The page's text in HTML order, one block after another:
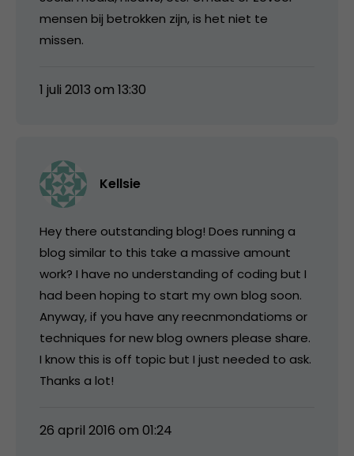
mensen bij betrokken zijn, is het niet te
missen.
1 juli 2013 om 13:30
Kellsie
Hey there outstanding blog! Does running a
blog similar to this take a massive amount
work? I have no understanding of coding but I
had been hoping to start my own blog soon.
Anyway, if you have any reecnmondatioms or
techniques for new blog owners please share.
I know this is off topic but I just needed to ask.
Thanks a lot!
26 april 2016 om 01:24